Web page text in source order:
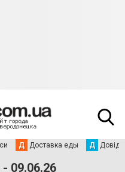
Д Доставка еды Д
09.06.26